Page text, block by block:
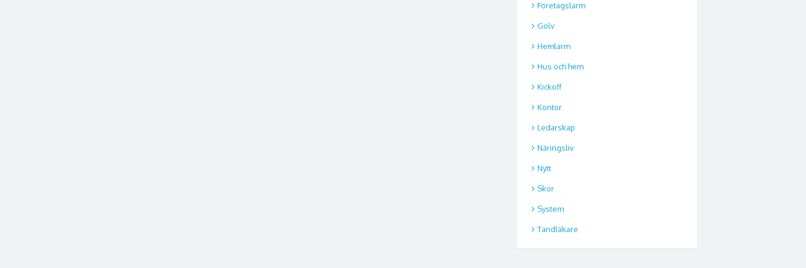
Företagslarm
Golv
Hemlarm
Hus och hem
Kickoff
Kontor
Ledarskap
Näringsliv
Nytt
Skor
System
Tandläkare